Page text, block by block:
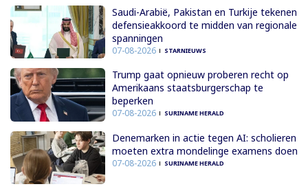
Saudi-Arabië, Pakistan en Turkije tekenen
defensieakkoord te midden van regionale
spanningen
07-08-2026 STARNIEUWS
Trump gaat opnieuw proberen recht op
Amerikaans staatsburgerschap te
beperken
07-08-2026 SURINAME HERALD
Denemarken in actie tegen AI: scholieren
moeten extra mondelinge examens doen
07-08-2026 SURINAME HERALD